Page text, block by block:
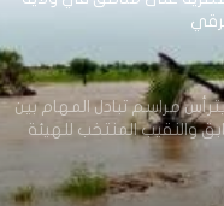
مراسم تبادل المهام بين
والنقيب المنتخب للهيئة